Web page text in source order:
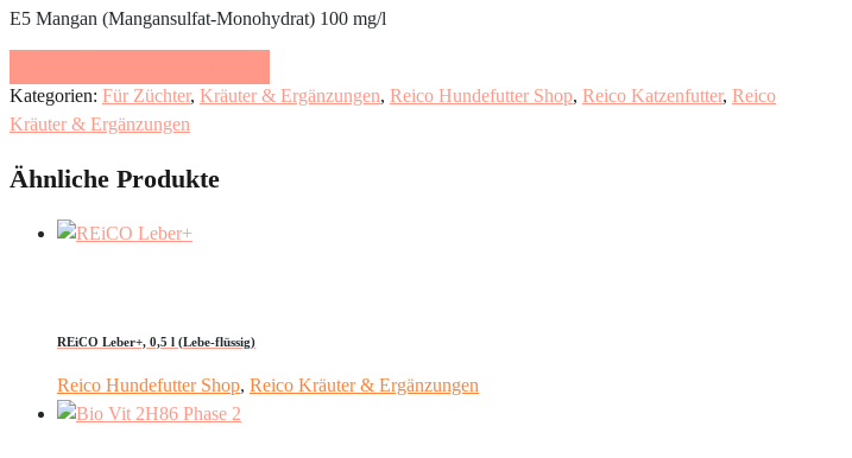
E5 Mangan (Mangansulfat-Monohydrat) 100 mg/l
Kategorien: Für Züchter, Kräuter & Ergänzungen, Reico Hundefutter Shop, Reico Katzenfutter, Reico
Kräuter & Ergänzungen
Ähnliche Produkte
REiCO Leber+, 0,5 l (Lebe-flüssig)
Reico Hundefutter Shop, Reico Kräuter & Ergänzungen